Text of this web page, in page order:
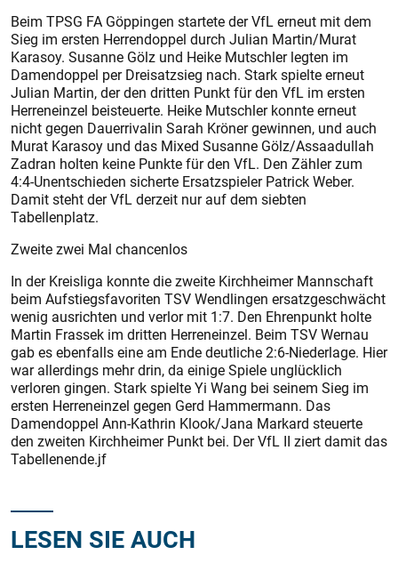
Beim TPSG FA Göppingen startete der VfL erneut mit dem
Sieg im ersten Herrendoppel durch Julian Martin/Murat
Karasoy. Susanne Gölz und Heike Mutschler legten im
Damendoppel per Dreisatzsieg nach. Stark spielte erneut
Julian Martin, der den dritten Punkt für den VfL im ersten
Herreneinzel beisteuerte. Heike Mutschler konnte erneut
nicht gegen Dauerrivalin Sarah Kröner gewinnen, und auch
Murat Karasoy und das Mixed Susanne Gölz/Assaadullah
Zadran holten keine Punkte für den VfL. Den Zähler zum
4:4-Unentschieden sicherte Ersatzspieler Patrick Weber.
Damit steht der VfL derzeit nur auf dem siebten
Tabellenplatz.
Zweite zwei Mal chancenlos
In der Kreisliga konnte die zweite Kirchheimer Mannschaft
beim Aufstiegsfavoriten TSV Wendlingen ersatzgeschwächt
wenig ausrichten und verlor mit 1:7. Den Ehrenpunkt holte
Martin Frassek im dritten Herreneinzel. Beim TSV Wernau
gab es ebenfalls eine am Ende deutliche 2:6-Niederlage. Hier
war allerdings mehr drin, da einige Spiele unglücklich
verloren gingen. Stark spielte Yi Wang bei seinem Sieg im
ersten Herreneinzel gegen Gerd Hammermann. Das
Damendoppel Ann-Kathrin Klook/Jana Markard steuerte
den zweiten Kirchheimer Punkt bei. Der VfL II ziert damit das
Tabellenende.jf
LESEN SIE AUCH